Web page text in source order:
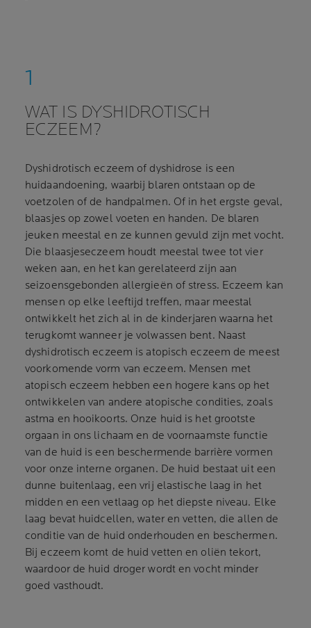
WAT IS DYSHIDROTISCH
ECZEEM?
Dyshidrotisch eczeem of dyshidrose is een
huidaandoening, waarbij blaren ontstaan op de
voetzolen of de handpalmen. Of in het ergste geval,
blaasjes op zowel voeten en handen. De blaren
jeuken meestal en ze kunnen gevuld zijn met vocht.
Die blaasjeseczeem houdt meestal twee tot vier
weken aan, en het kan gerelateerd zijn aan
seizoensgebonden allergieën of stress. Eczeem kan
mensen op elke leeftijd treffen, maar meestal
ontwikkelt het zich al in de kinderjaren waarna het
terugkomt wanneer je volwassen bent. Naast
dyshidrotisch eczeem is atopisch eczeem de meest
voorkomende vorm van eczeem. Mensen met
atopisch eczeem hebben een hogere kans op het
ontwikkelen van andere atopische condities, zoals
astma en hooikoorts. Onze huid is het grootste
orgaan in ons lichaam en de voornaamste functie
van de huid is een beschermende barrière vormen
voor onze interne organen. De huid bestaat uit een
dunne buitenlaag, een vrij elastische laag in het
midden en een vetlaag op het diepste niveau. Elke
laag bevat huidcellen, water en vetten, die allen de
conditie van de huid onderhouden en beschermen.
Bij eczeem komt de huid vetten en oliën tekort,
waardoor de huid droger wordt en vocht minder
goed vasthoudt.